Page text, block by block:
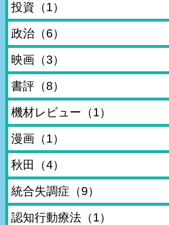
投資 （1）
政治（6）
映画（3）
書評（8）
機材レビュー （1）
漫画（1）
秋田 （4）
統合失調症 （9）
認知行動療法（1）